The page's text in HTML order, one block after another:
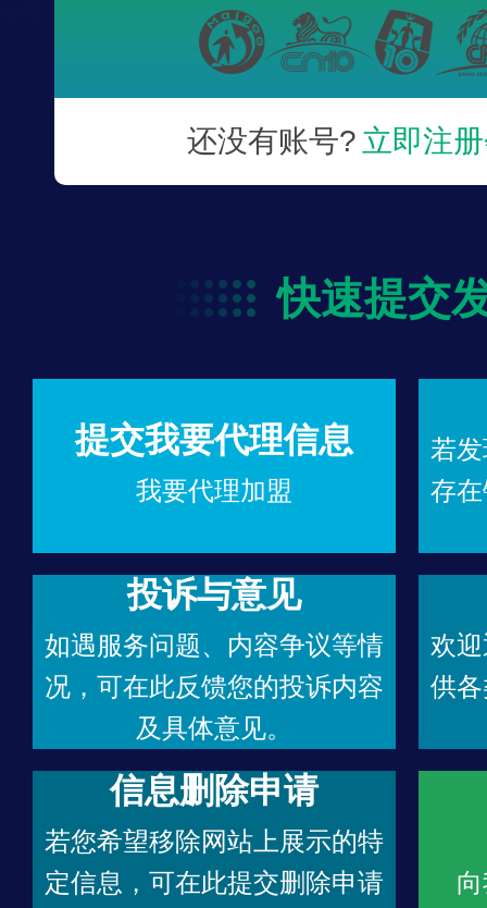
还没有账号? 立即注
快速提交
提交我要代理信息
我要代理加盟
若
存
投诉与意见
如遇服务问题、内容争议等情
况，可在此反馈您的投诉内容
及具体意见。
欢
供
信息删除申请
若您希望移除网站上展示的特
定信息，可在此提交删除申请